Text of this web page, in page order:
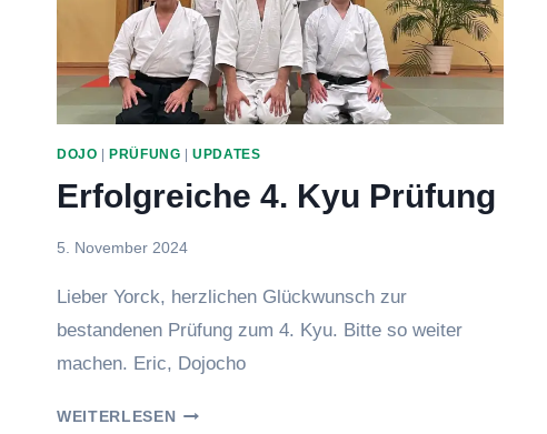
DOJO PRÜFUNG |UPDATES
Erfolgreiche 4. Kyu Prüfung
Von
5. November 2024
Lieber Yorck, herzlichen Glückwunsch zur
bestandenen Prüfung zum 4. Kyu. Bitte so weiter
machen. Eric, Dojocho
WEITERLESENERFOLGREICHE